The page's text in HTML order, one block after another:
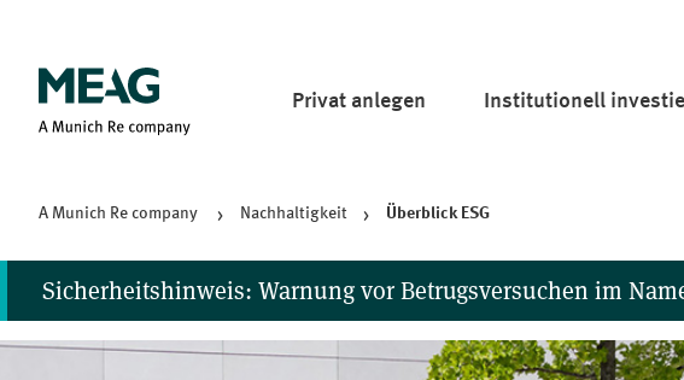
Pri­vat anlegen In­sti­tu­tio­nell
A Mu­nich Re company Nachhaltigkeit Über­blick ESG
Sicherheitshinweis: Warnung vor Betrugsversuchen im
Wir haben Hinweise zu Fällen erhalten, in denen die MEAG oder ihre